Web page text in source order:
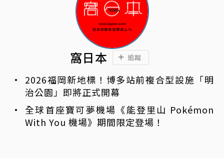
窩日本 追蹤
2026福岡新地標！博多站前複合型設施「明
治公園」即將正式開幕
全球首座寶可夢機場《能登里山 Pokémon
With You 機場》期間限定登場！